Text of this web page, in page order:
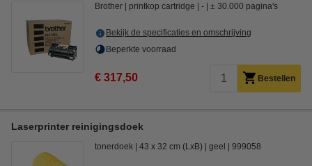
Brother printkop cartridge - ± 30.000 pagina's
Bekijk de specificaties en omschrijving
Beperkte voorraad
€ 317,50 Bestellen
Laserprinter reinigingsdoek
tonerdoek 43 x 32 cm (LxB) geel 999058